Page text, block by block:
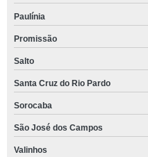
Paulínia
Promissão
Salto
Santa Cruz do Rio Pardo
Sorocaba
São José dos Campos
Valinhos